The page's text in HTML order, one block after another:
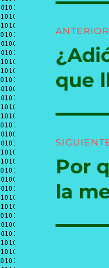
de
ANTERIOR
Entrada
que
Entrada
siguiente:
Por
la